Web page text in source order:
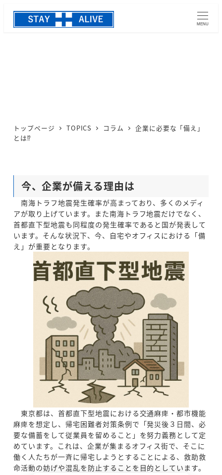
MENU
トップページ TOPICS コラム
企業に必要な「備え」
とは⁉
今、企業が備える理由は
南海トラフ地震発生確率が高まっており、多くのメディ
アが取り上げています。また南海トラフ地震だけでなく、
首都直下型地震も同程度の発生確率であると国が発表して
います。そんな状況下、今、自宅やオフィスにおける「備
え」が重要となります。
東京都は、首都直下型地震における交通麻痺・都市機能
麻痺を想定し、帰宅困難者対策条例で「発災後３日間、必
要な備蓄をして従業員を留めること」を努力義務として定
めています。これは、企業が集まるオフィス街で、そこに
働く人たちが一斉に帰宅しようとすることによる、救助救
命活動の妨げや混乱を防止することを目的としています。